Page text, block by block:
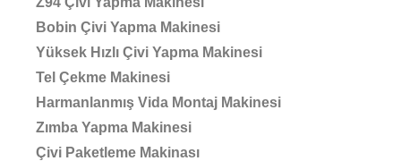
Bobin Çivi Yapma Makinesi
Yüksek Hızlı Çivi Yapma Makinesi
Tel Çekme Makinesi
Harmanlanmış Vida Montaj Makinesi
Zımba Yapma Makinesi
Çivi Paketleme Makinası